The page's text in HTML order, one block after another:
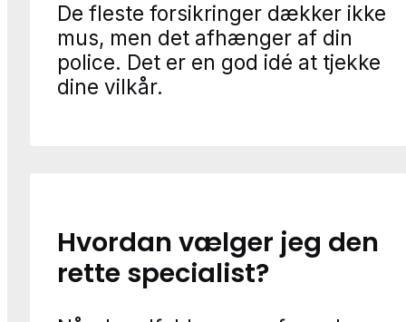
De fleste forsikringer dækker ikke
mus, men det afhænger af din
police. Det er en god idé at tjekke
dine vilkår.
Hvordan vælger jeg den
rette specialist?